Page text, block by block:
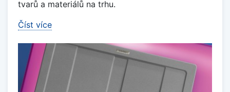
tvarů a materiálů na trhu.
Číst více